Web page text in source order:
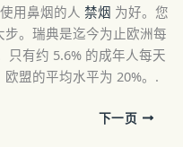
用鼻烟的人 禁烟 为好。您
。瑞典是迄今为止欧洲每
只有约 5.6% 的成年人每天
盟的平均水平为 20%。.
下一页